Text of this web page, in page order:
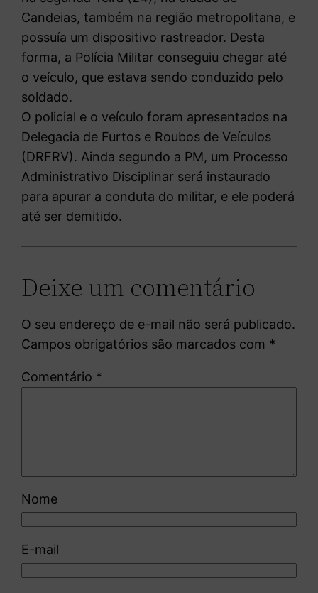
Candeias, também na região metropolitana, e
possuía um dispositivo rastreador. Desta
forma, a Polícia Militar conseguiu chegar até
o veículo, que estava sendo conduzido pelo
soldado.
O policial e o veículo foram apresentados na
Delegacia de Furtos e Roubos de Veículos
(DRFRV). Ainda segundo a PM, um Processo
Administrativo Disciplinar será instaurado
para apurar a conduta do militar, e ele poderá
até ser demitido.
Deixe um comentário
O seu endereço de e-mail não será publicado.
Campos obrigatórios são marcados com *
Comentário *
Nome
E-mail